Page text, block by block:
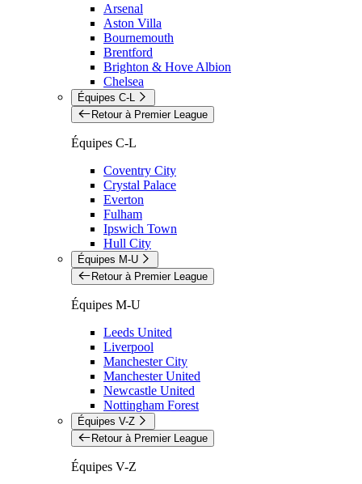
Arsenal
Aston Villa
Bournemouth
Brentford
Brighton & Hove Albion
Chelsea
Équipes C-L
Retour à Premier League
Équipes C-L
Coventry City
Crystal Palace
Everton
Fulham
Ipswich Town
Hull City
Équipes M-U
Retour à Premier League
Équipes M-U
Leeds United
Liverpool
Manchester City
Manchester United
Newcastle United
Nottingham Forest
Équipes V-Z
Retour à Premier League
Équipes V-Z